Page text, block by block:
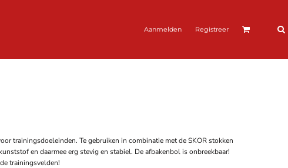
Aanmelden Registreer
trainingsdoeleinden. Te gebruiken in combinatie met de SKOR stokken
en daarmee erg stevig en stabiel. De afbakenbol is onbreekbaar!
trainingsvelden!